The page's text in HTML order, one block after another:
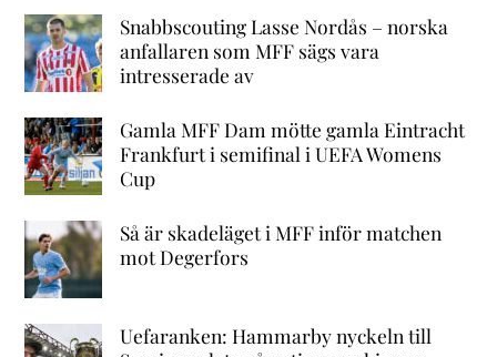
Snabbscouting Lasse Nordås – norska
anfallaren som MFF sägs vara
intresserade av
Gamla MFF Dam mötte gamla Eintracht
Frankfurt i semifinal i UEFA Womens
Cup
Så är skadeläget i MFF inför matchen
mot Degerfors
Uefaranken: Hammarby nyckeln till